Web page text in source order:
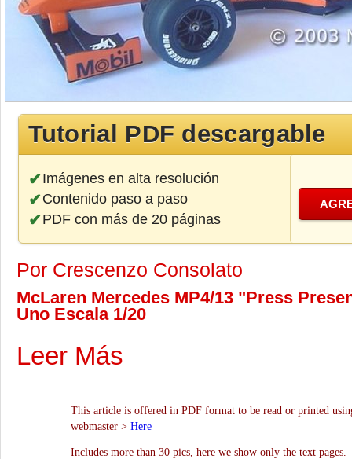
Tutorial PDF descargable
Imágenes en alta resolución
Contenido paso a paso
PDF con más de 20 páginas
Por Crescenzo Consolato
McLaren Mercedes MP4/13 "Press
Uno Escala 1/20
Leer Más
This article is offered in PDF format to be read or printed
webmaster > Here
Includes more than 30 pics, here we show only the text pages.